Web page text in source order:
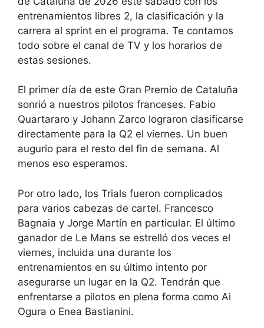
entrenamientos libres 2, la clasificación y la
carrera al sprint en el programa. Te contamos
todo sobre el canal de TV y los horarios de
estas sesiones.
El primer día de este Gran Premio de Cataluña
sonrió a nuestros pilotos franceses. Fabio
Quartararo y Johann Zarco lograron clasificarse
directamente para la Q2 el viernes. Un buen
augurio para el resto del fin de semana. Al
menos eso esperamos.
Por otro lado, los Trials fueron complicados
para varios cabezas de cartel. Francesco
Bagnaia y Jorge Martín en particular. El último
ganador de Le Mans se estrelló dos veces el
viernes, incluida una durante los
entrenamientos en su último intento por
asegurarse un lugar en la Q2. Tendrán que
enfrentarse a pilotos en plena forma como Ai
Ogura o Enea Bastianini.